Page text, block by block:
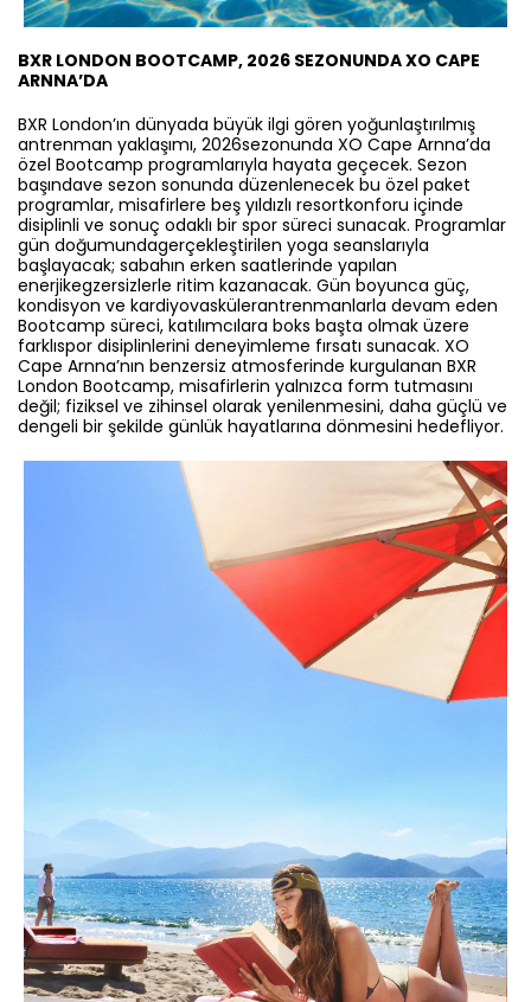
BXR LONDON BOOTCAMP, 2026 SEZONUNDA XO CAPE
ARNNA’DA
BXR London’ın dünyada büyük ilgi gören yoğunlaştırılmış
antrenman yaklaşımı, 2026sezonunda XO Cape Arnna’da
özel Bootcamp programlarıyla hayata geçecek. Sezon
başındave sezon sonunda düzenlenecek bu özel paket
programlar, misafirlere beş yıldızlı resortkonforu içinde
disiplinli ve sonuç odaklı bir spor süreci sunacak. Programlar
gün doğumundagerçekleştirilen yoga seanslarıyla
başlayacak; sabahın erken saatlerinde yapılan
enerjikegzersizlerle ritim kazanacak. Gün boyunca güç,
kondisyon ve kardiyovaskülerantrenmanlarla devam eden
Bootcamp süreci, katılımcılara boks başta olmak üzere
farklıspor disiplinlerini deneyimleme fırsatı sunacak. XO
Cape Arnna’nın benzersiz atmosferinde kurgulanan BXR
London Bootcamp, misafirlerin yalnızca form tutmasını
değil; fiziksel ve zihinsel olarak yenilenmesini, daha güçlü ve
dengeli bir şekilde günlük hayatlarına dönmesini hedefliyor.